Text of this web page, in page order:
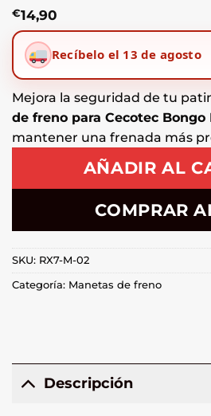
€14,90
Recíbelo el 13 de agosto
Mejora la seguridad de tu
de freno para Cecotec Bongo
mantener una frenada más
AÑADIR AL
COMPRAR
SKU: RX7-M-02
Categoría: Manetas de freno
Descripción